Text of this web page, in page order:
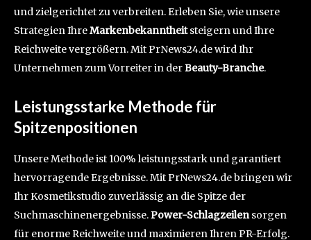
und zielgerichtet zu verbreiten. Erleben Sie, wie unsere
Strategien IhreMarkenbekanntheitsteigern und Ihre
Reichweite vergrößern. Mit PrNews24.de wird Ihr
Unternehmen zum Vorreiter in derBeauty-Branche.
Leistungsstarke Methode für
Spitzenpositionen
Unsere Methode ist 100% leistungsstark und garantiert
hervorragende Ergebnisse. Mit PrNews24.de bringen wir
Ihr Kosmetikstudio zuverlässig an die Spitze der
Suchmaschinenergebnisse.Power-Schlagzeilensorgen
für enorme Reichweite und maximieren Ihren PR-Erfolg.